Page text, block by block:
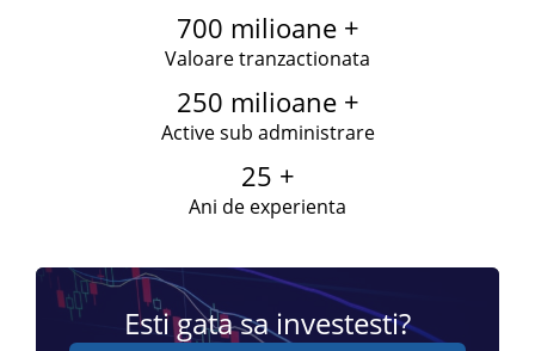
700 milioane +
Valoare tranzactionata
250 milioane +
Active sub administrare
25 +
Ani de experienta
Esti gata sa investesti?